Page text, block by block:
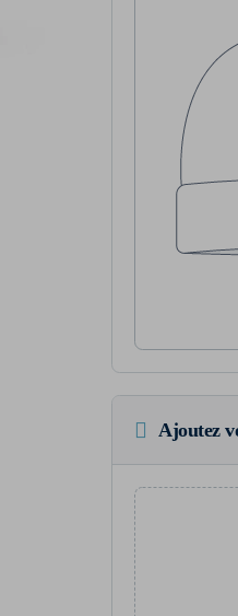
Ajoutez